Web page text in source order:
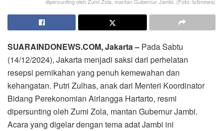
SUARAINDONEWS.COM, Jakarta – Pada Sabtu
(14/12/2024), Jakarta menjadi saksi dari perhelatan
resepsi pernikahan yang penuh kemewahan dan
kehangatan. Putri Zulhas, anak dari Menteri Koordinator
Bidang Perekonomian Airlangga Hartarto, resmi
dipersunting oleh Zumi Zola, mantan Gubernur Jambi.
Acara yang digelar dengan tema adat Jambi ini